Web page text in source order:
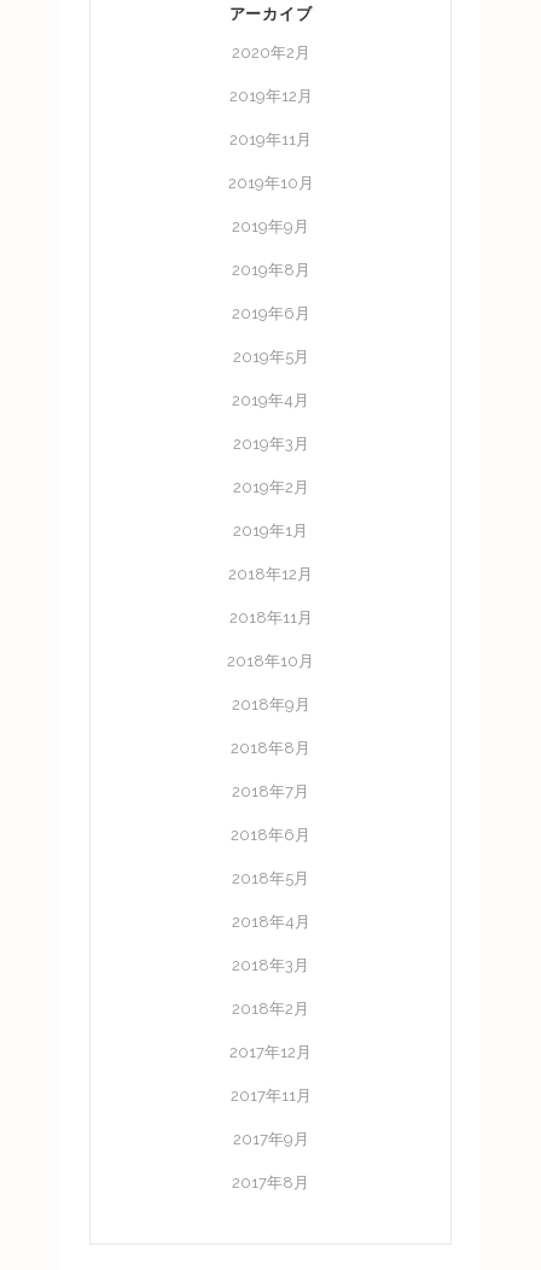
アーカイブ
2020年2月
2019年12月
2019年11月
2019年10月
2019年9月
2019年8月
2019年6月
2019年5月
2019年4月
2019年3月
2019年2月
2019年1月
2018年12月
2018年11月
2018年10月
2018年9月
2018年8月
2018年7月
2018年6月
2018年5月
2018年4月
2018年3月
2018年2月
2017年12月
2017年11月
2017年9月
2017年8月